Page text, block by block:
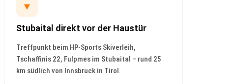
▼
Stubaital direkt vor der Haustür
Treffpunkt beim HP-Sports Skiverleih,
Tschaffinis 22, Fulpmes im Stubaital – rund 25
km südlich von Innsbruck in Tirol.